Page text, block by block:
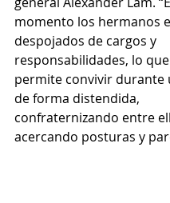
momento los hermanos
despojados de cargos y
responsabilidades, lo
permite convivir durante
de forma distendida,
confraternizando entre
acercando posturas y